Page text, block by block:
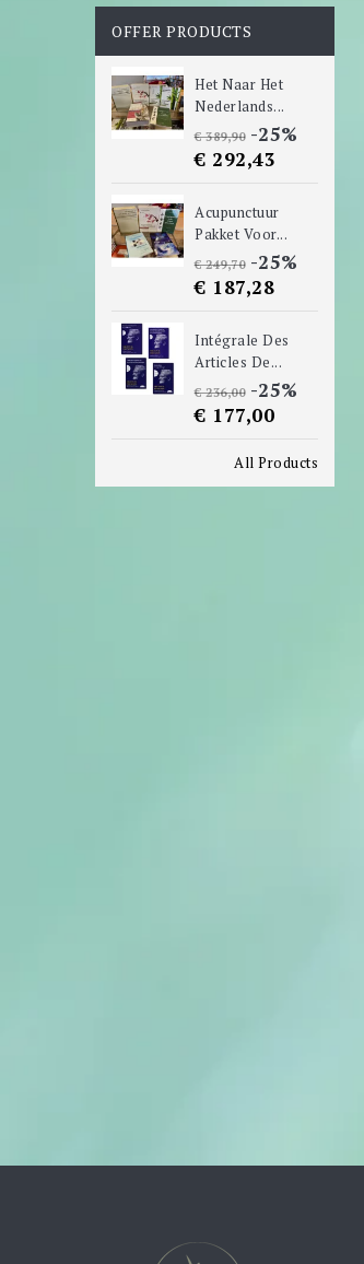
OFFER PRODUCTS
Het Naar Het
Nederlands...
€ 389,90 -25%
€ 292,43
Acupunctuur
Pakket Voor...
€ 249,70 -25%
€ 187,28
Intégrale Des
Articles De...
€ 236,00 -25%
€ 177,00
All Products